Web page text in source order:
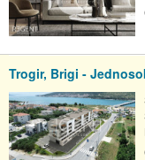
Trogir, Brigi -